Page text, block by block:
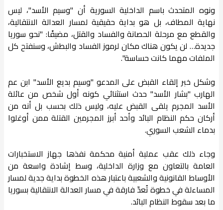
ونوه المتحدث باسم الداخلية السورية أن "وسيم الأسد"، ليس
نهاية المطاف، بل هو بداية حقيقية لمسار العدالة الانتقالية،
والقطع مع مرحلة الحصانة والفساد والقتل، مضيفًا: "نحو سوريا
جديدة… لن يكون هناك مكان لرموز الفساد والبطش، وسنفتح كل
الملفات مهما كانت حساسة".
وشكل خبر إلقاء القبض على المدعو "وسيم بديع الأسد" ابن عم
الهارب "بشار الأسد" حدث استثنائي كونه أول شخص من عائلة
الأسد المجرم يلقى القبض عليه، وليس ذلك بحسب بل أنه من
أركان حكم النظام البائد وأحد أبرز المجرمين القتلة ممن أوغلوا
بدماء الشعب السوري.
وجاء ذلك عقب عملية أمنية محكمة نفذها جهاز الاستخبارات
العامة بالتعاون مع وزارة الداخلية، وسط إشادة واسعة من
الأوساط القانونية والشعبية باعتبار هذه الخطوة بداية جدية لمسار
المساءلة في خطوة تُعدّ فارقة في مسار العدالة الانتقالية بسوريا
ما بعد سقوط النظام البائد.